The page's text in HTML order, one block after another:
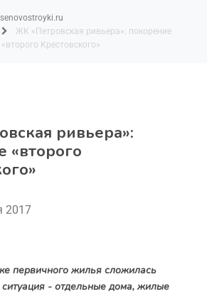
ЖК «Петровская ривьера»: покорение
«второго Крестовского»
ривьера»:
«второго
2017
первичного жилья сложилась
- отдельные дома, жилые